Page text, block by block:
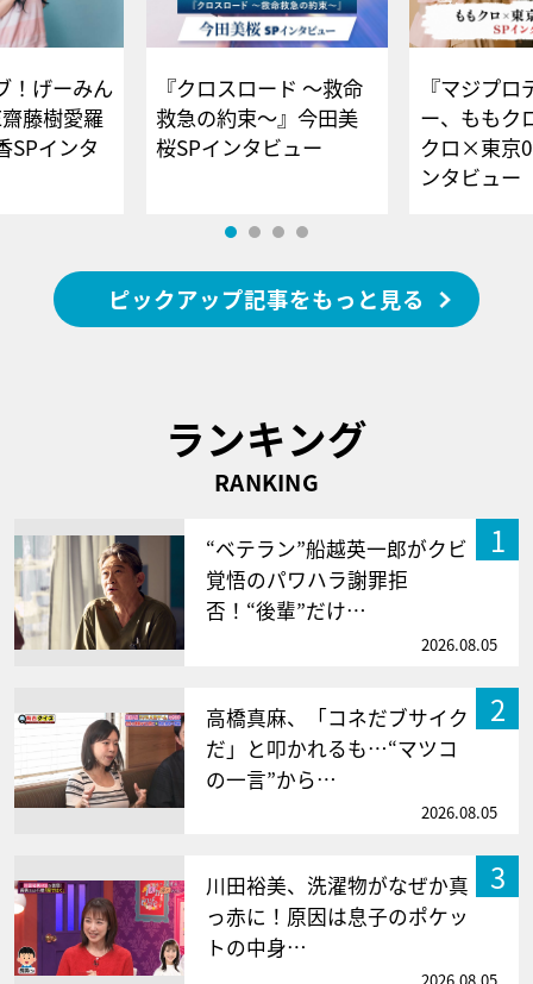
！げーみん
藤樹愛羅
SPインタ
『クロスロード ～救命
救急の約束～』今田美
桜SPインタビュー
『マジプロ
ー、ももク
クロ×東京
ンタビュー
ピックアップ記事をもっと見る
ランキング
RANKING
1
“ベテラン”船越英一郎がクビ
覚悟のパワハラ謝罪拒
否！“後輩”だけ…
2026.08.05
2
高橋真麻、「コネだブサイク
だ」と叩かれるも…“マツコ
の一言”から…
2026.08.05
3
川田裕美、洗濯物がなぜか真
っ赤に！原因は息子のポケッ
トの中身…